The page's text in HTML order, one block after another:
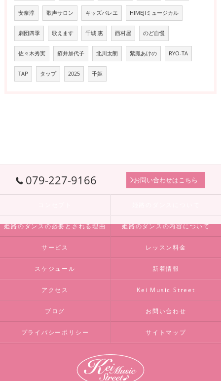
安奈淳 歌声サロン キッズバレエ HIMEJIミュージカル
劇団四季 歌えます 千城 惠 西村屋 のど自慢
佐々木秀実 拵井加代子 北川太朗 紫鳳あけの RYO-TA
TAP タップ 2025 千姫
079-227-9166 お問い合わせはこちら
姫路のダンスの必要とされる理由 姫路のダンスの内容について
サービス レッスン料金
スケジュール 新着情報
アクセス Kei Music Street
ブログ お問い合わせ
プライバシーポリシー サイトマップ